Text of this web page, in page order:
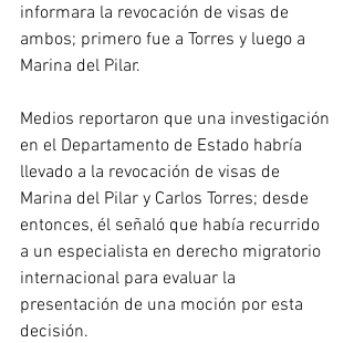
informara la revocación de visas de
ambos; primero fue a Torres y luego a
Marina del Pilar.
Medios reportaron que una investigación
en el Departamento de Estado habría
llevado a la revocación de visas de
Marina del Pilar y Carlos Torres; desde
entonces, él señaló que había recurrido
a un especialista en derecho migratorio
internacional para evaluar la
presentación de una moción por esta
decisión.